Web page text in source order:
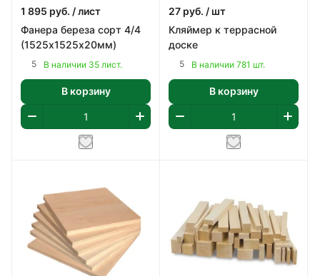
1 895 руб. / лист
Фанера береза сорт 4/4
(1525х1525х20мм)
5 В наличии 35 лист.
В корзину
27 руб. / шт
Кляймер к террасной
доске
5 В наличии 781 шт.
В корзину